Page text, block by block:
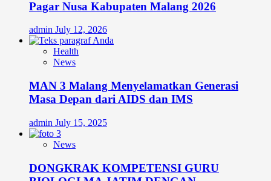
Pagar Nusa Kabupaten Malang 2026
admin July 12, 2026
Health
News
MAN 3 Malang Menyelamatkan Generasi
Masa Depan dari AIDS dan IMS
admin July 15, 2025
News
DONGKRAK KOMPETENSI GURU